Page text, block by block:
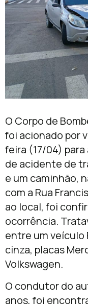
O Corpo de
foi acionado por
feira (17/04)
de acidente de
e um caminhão,
com a Rua
ao local, foi
ocorrência.
entre um veículo
cinza, placas
Volkswagen.
O condutor do
anos, foi